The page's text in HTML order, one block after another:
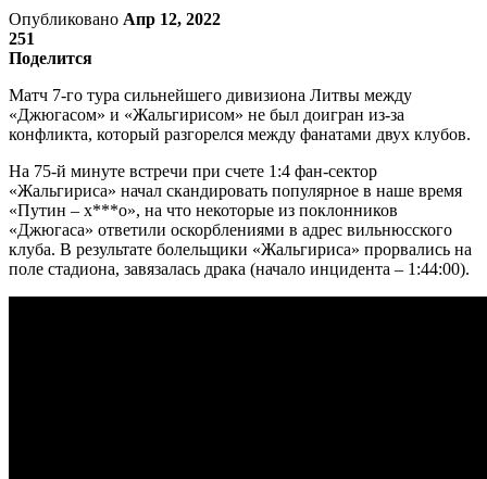
Опубликовано Апр 12, 2022
251
Поделится
Матч 7-го тура сильнейшего дивизиона Литвы между
«Джюгасом» и «Жальгирисом» не был доигран из-за
конфликта, который разгорелся между фанатами двух клубов.
На 75-й минуте встречи при счете 1:4 фан-сектор
«Жальгириса» начал скандировать популярное в наше время
«Путин – х***о», на что некоторые из поклонников
«Джюгаса» ответили оскорблениями в адрес вильнюсского
клуба. В результате болельщики «Жальгириса» прорвались на
поле стадиона, завязалась драка (начало инцидента – 1:44:00).